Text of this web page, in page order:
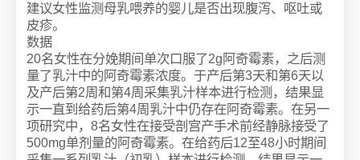
建议女性监测母乳喂养的婴儿是否出现腹泻、呕吐或
皮疹。
数据
20名女性在分娩期间单次口服了2g阿奇霉素，之后测
量了乳汁中的阿奇霉素浓度。于产后第3天和第6天以
及产后第2周和第4周采集乳汁样本进行检测，结果显
示一直到给药后第4周乳汁中仍存在阿奇霉素。在另一
项研究中，8名女性在接受剖宫产手术前经静脉接受了
500mg单剂量的阿奇霉素。在给药后12至48小时期间